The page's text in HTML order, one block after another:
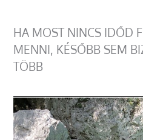
HA MOST NINCS IDŐD
MENNI, KÉSŐBB SEM
TÖBB